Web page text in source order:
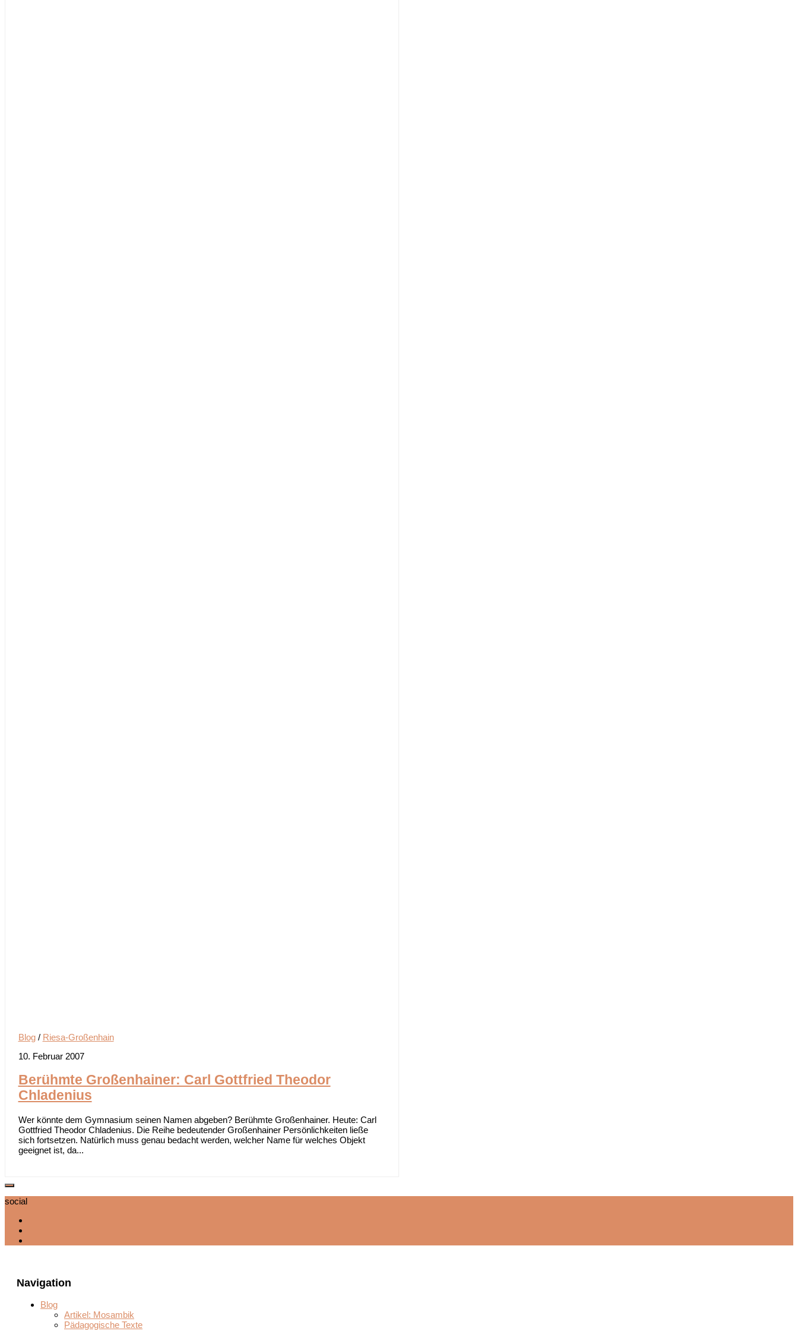
Blog/ Riesa-Großenhain
10. Februar 2007
Berühmte Großenhainer: Carl Gottfried Theodor
Chladenius
Wer könnte dem Gymnasium seinen Namen abgeben? Berühmte Großenhainer. Heute: Carl
Gottfried Theodor Chladenius. Die Reihe bedeutender Großenhainer Persönlichkeiten ließe
sich fortsetzen. Natürlich muss genau bedacht werden, welcher Name für welches Objekt
geeignet ist, da...
social
Navigation
Blog
Artikel: Mosambik
Pädagogische Texte